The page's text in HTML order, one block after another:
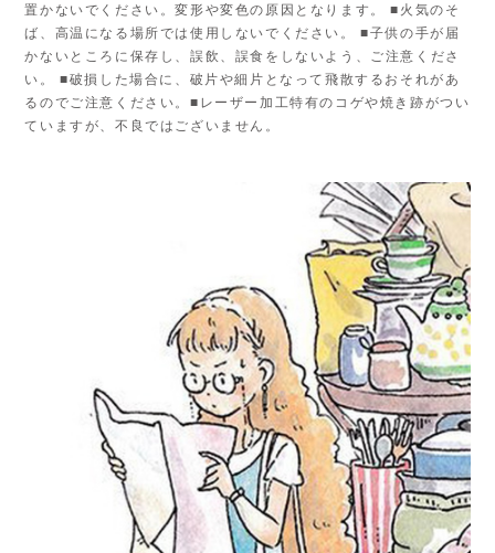
置かないでください。変形や変色の原因となります。 ■火気のそ
ば、高温になる場所では使用しないでください。 ■子供の手が届
かないところに保存し、誤飲、誤食をしないよう、ご注意くださ
い。 ■破損した場合に、破片や細片となって飛散するおそれがあ
るのでご注意ください。■レーザー加工特有のコゲや焼き跡がつい
ていますが、不良ではございません。